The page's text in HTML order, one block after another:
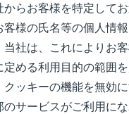
らお客様を特定して
様の氏名等の個人情
社は、これによりお
める利用目的の範囲
ッキーの機能を無効
サービスがご利用に